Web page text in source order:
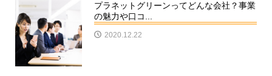
プラネットグリーンってどんな会社？事業
の魅力や口コ...
2020.12.22